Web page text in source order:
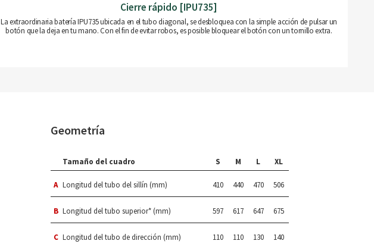
Cierre rápido [IPU735]
La extraordinaria batería IPU735 ubicada en el tubo diagonal, se desbloquea con la simple acción de pulsar un
botón que la deja en tu mano. Con el fin de evitar robos, es posible bloquear el botón con un tornillo extra.
Geometría
Tamaño del cuadro S M L XL
A Longitud del tubo del sillín (mm) 410 440 470 506
B Longitud del tubo superior* (mm) 597 617 647 675
C Longitud del tubo de dirección (mm) 110 110 130 140